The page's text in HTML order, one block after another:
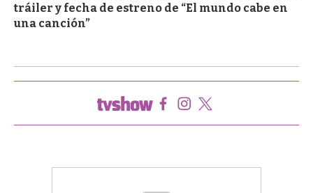
tráiler y fecha de estreno de “El mundo cabe en
una canción”